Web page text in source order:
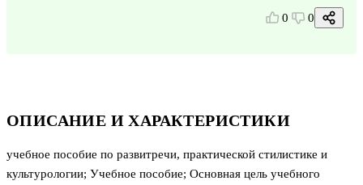
ОПИСАНИЕ И ХАРАКТЕРИСТИКИ
учебное пособие по развитречи, практической стилистике и
культурологии; Учебное пособие; Основная цель учебного
0 0